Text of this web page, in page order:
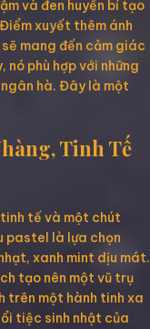
và đen huyền bí tạo
xuyết thêm ánh
mang đến cảm giác
phù hợp với những
hà. Đây là một
Tinh Tế
tinh tế và một chút
pastel là lựa chọn
xanh mint dịu mát.
tạo nên một vũ trụ
trên một hành tinh xa
tiệc sinh nhật của